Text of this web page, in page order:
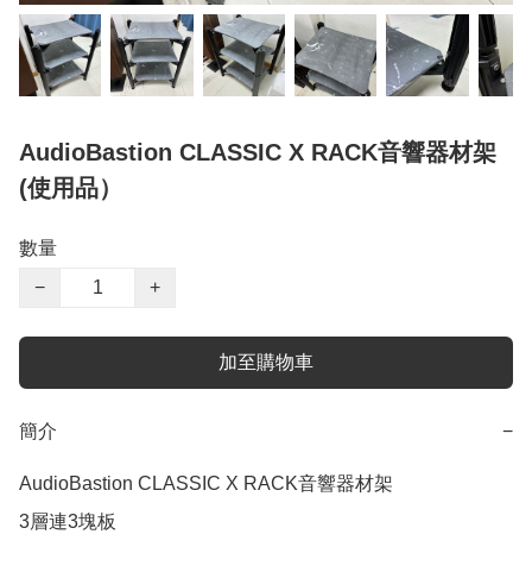
AudioBastion CLASSIC X RACK音響器材架
(使用品）
數量
−
+
加至購物車
簡介 −
AudioBastion CLASSIC X RACK音響器材架
3層連3塊板